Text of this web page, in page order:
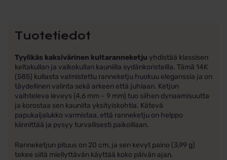
Tuotetiedot
Tyylikäs kaksivärinen kultaranneketju yhdistää klassisen
keltakullan ja valkokullan kauniilla sydänkoristeilla. Tämä 14K
(585) kullasta valmistettu ranneketju huokuu eleganssia ja on
täydellinen valinta sekä arkeen että juhlaan. Ketjun
vaihteleva leveys (4,6 mm – 9 mm) tuo siihen dynaamisuutta
ja korostaa sen kauniita yksityiskohtia. Kätevä
papukaijalukko varmistaa, että ranneketju on helppo
kiinnittää ja pysyy turvallisesti paikoillaan.
Ranneketjun pituus on 20 cm, ja sen kevyt paino (3,99 g)
tekee siitä miellyttävän käyttää koko päivän ajan.